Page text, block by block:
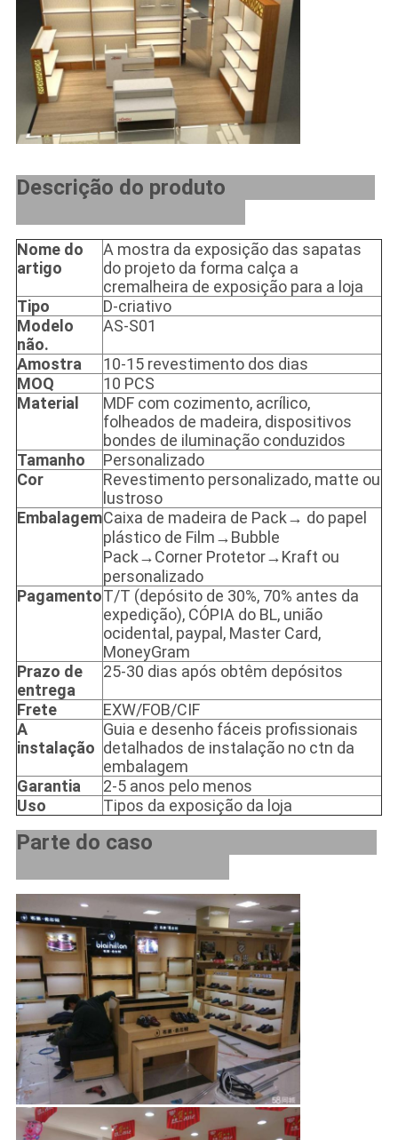
Descrição do produto
Nome do
artigo
A mostra da exposição das sapatas
do projeto da forma calça a
cremalheira de exposição para a loja
Tipo
D-criativo
Modelo
não.
AS-S01
Amostra
10-15 revestimento dos dias
MOQ
10 PCS
Material
MDF com cozimento, acrílico,
folheados de madeira, dispositivos
bondes de iluminação conduzidos
Tamanho
Personalizado
Cor
Revestimento personalizado, matte ou
lustroso
EmbalagemCaixa de madeira de Pack→ do papel
plástico de Film→Bubble
Pack→Corner Protetor→Kraft ou
personalizado
PagamentoT/T (depósito de 30%, 70% antes da
expedição), CÓPIA do BL, união
ocidental, paypal, Master Card,
MoneyGram
Prazo de
entrega
25-30 dias após obtêm depósitos
Frete
EXW/FOB/CIF
A
instalação
Guia e desenho fáceis profissionais
detalhados de instalação no ctn da
embalagem
Garantia
2-5 anos pelo menos
Uso
Tipos da exposição da loja
Parte do caso